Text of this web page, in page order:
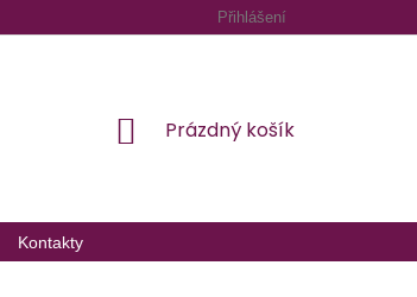
Přihlášení
NÁKUPNÍ
Prázdný košík
Kontakty